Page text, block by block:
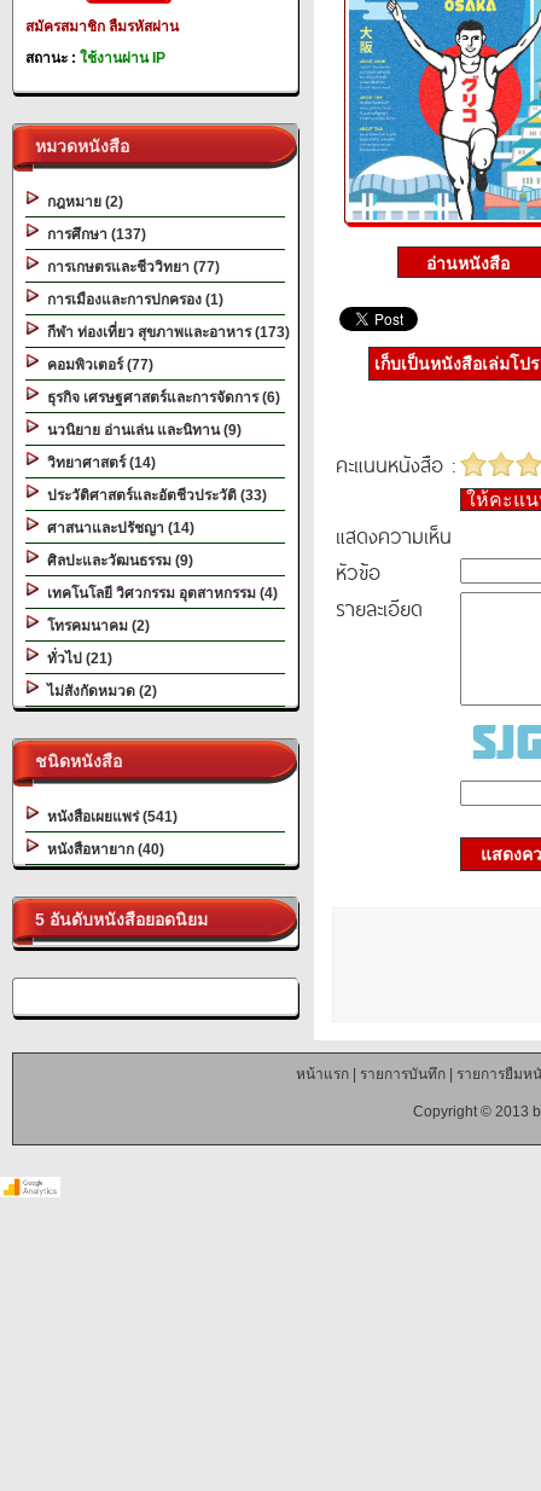
สมัครสมาชิก ลืมรหัสผ่าน
สถานะ : ใช้งานผ่าน IP
หมวดหนังสือ
กฎหมาย (2)
การศึกษา (137)
การเกษตรและชีววิทยา (77)
การเมืองและการปกครอง (1)
กีฬา ท่องเที่ยว สุขภาพและอาหาร (173)
คอมพิวเตอร์ (77)
ธุรกิจ เศรษฐศาสตร์และการจัดการ (6)
นวนิยาย อ่านเล่น และนิทาน (9)
วิทยาศาสตร์ (14)
ประวัติศาสตร์และอัตชีวประวัติ (33)
ศาสนาและปรัชญา (14)
ศิลปะและวัฒนธรรม (9)
เทคโนโลยี วิศวกรรม อุตสาหกรรม (4)
โทรคมนาคม (2)
ทั่วไป (21)
ไม่สังกัดหมวด (2)
ชนิดหนังสือ
หนังสือเผยแพร่ (541)
หนังสือหายาก (40)
5 อันดับหนังสือยอดนิยม
เก็บเป็นหนังสือเล่มโป
คะแนนหนังสือ :
ให้คะแ
แสดงความเห็น
หัวข้อ
รายละเอียด
แสดงค
หน้าแรก| รายการบันทึก| รายการยืมห
Copyright © 2013